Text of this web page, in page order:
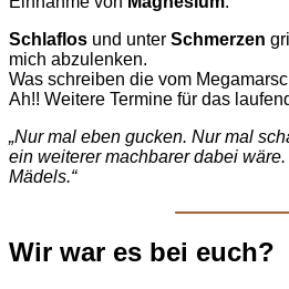
Schlaflos und unter Schmerzen
mich abzulenken.
Was schreiben die vom
Ah!! Weitere Termine für das
„Nur mal eben gucken. Nur mal
ein weiterer machbarer dabei
Mädels.“
Wir war es bei euch?